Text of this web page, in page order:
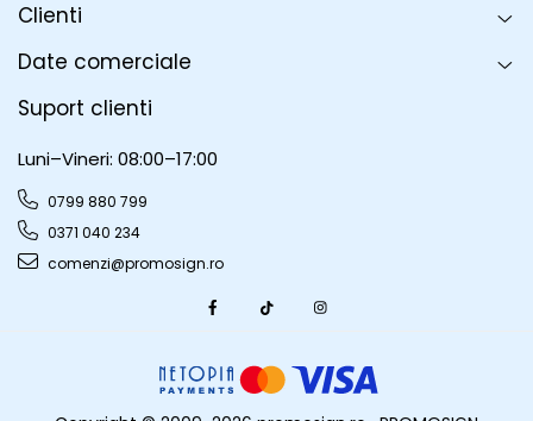
Clienti
Date comerciale
Suport clienti
Luni–Vineri: 08:00–17:00
0799 880 799
0371 040 234
comenzi@promosign.ro